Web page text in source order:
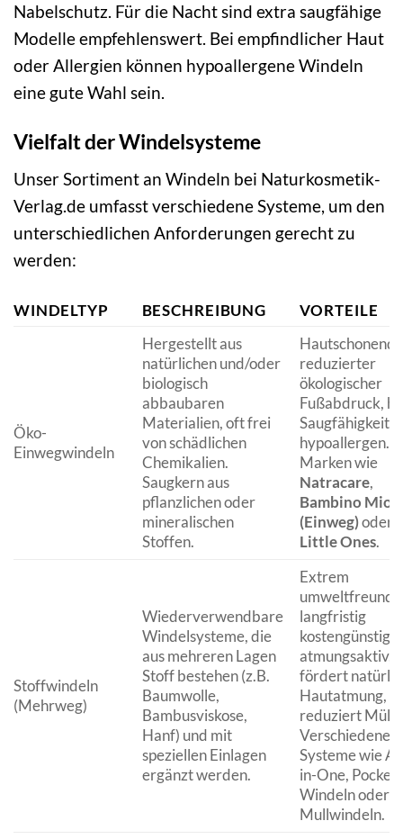
Nabelschutz. Für die Nacht sind extra saugfähige
Modelle empfehlenswert. Bei empfindlicher Haut
oder Allergien können hypoallergene Windeln
eine gute Wahl sein.
Vielfalt der Windelsysteme
Unser Sortiment an Windeln bei Naturkosmetik-
Verlag.de umfasst verschiedene Systeme, um den
unterschiedlichen Anforderungen gerecht zu
werden:
WINDELTYP BESCHREIBUNG VORTEILE
Öko-
Einwegwindeln
Hergestellt aus
natürlichen und/oder
biologisch
abbaubaren
Materialien, oft frei
von schädlichen
Chemikalien.
Saugkern aus
pflanzlichen oder
mineralischen
Stoffen.
Hautschonend,
reduzierter
ökologischer
Fußabdruck,
Saugfähigkeit,
hypoallergen.
Marken wie
Natracare,
Bambino Mio
(Einweg)oder
Little Ones.
Stoffwindeln
(Mehrweg)
Wiederverwendbare
Windelsysteme, die
aus mehreren Lagen
Stoff bestehen (z.B.
Baumwolle,
Bambusviskose,
Hanf) und mit
speziellen Einlagen
ergänzt werden.
Extrem
langfristig
atmungsaktiv,
fördert
Hautatmung,
reduziert Müll.
Verschiedene
Systeme wie
in-One, Pocket-
Windeln oder
Mullwindeln.